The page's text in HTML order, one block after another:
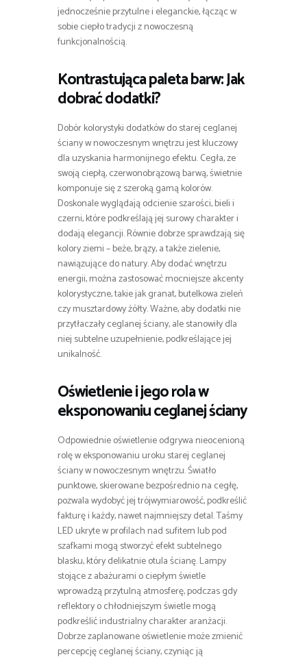
jednocześnie przytulne i eleganckie, łącząc w
sobie ciepło tradycji z nowoczesną
funkcjonalnością.
Kontrastująca paleta barw: Jak
dobrać dodatki?
Dobór kolorystyki dodatków do starej ceglanej
ściany w nowoczesnym wnętrzu jest kluczowy
dla uzyskania harmonijnego efektu. Cegła, ze
swoją ciepłą, czerwonobrązową barwą, świetnie
komponuje się z szeroką gamą kolorów.
Doskonale wyglądają odcienie szarości, bieli i
czerni, które podkreślają jej surowy charakter i
dodają elegancji. Równie dobrze sprawdzają się
kolory ziemi – beże, brązy, a także zielenie,
nawiązujące do natury. Aby dodać wnętrzu
energii, można zastosować mocniejsze akcenty
kolorystyczne, takie jak granat, butelkowa zieleń
czy musztardowy żółty. Ważne, aby dodatki nie
przytłaczały ceglanej ściany, ale stanowiły dla
niej subtelne uzupełnienie, podkreślające jej
unikalność.
Oświetlenie i jego rola w
eksponowaniu ceglanej ściany
Odpowiednie oświetlenie odgrywa nieocenioną
rolę w eksponowaniu uroku starej ceglanej
ściany w nowoczesnym wnętrzu. Światło
punktowe, skierowane bezpośrednio na cegłę,
pozwala wydobyć jej trójwymiarowość, podkreślić
fakturę i każdy, nawet najmniejszy detal. Taśmy
LED ukryte w profilach nad sufitem lub pod
szafkami mogą stworzyć efekt subtelnego
blasku, który delikatnie otula ścianę. Lampy
stojące z abażurami o ciepłym świetle
wprowadzą przytulną atmosferę, podczas gdy
reflektory o chłodniejszym świetle mogą
podkreślić industrialny charakter aranżacji.
Dobrze zaplanowane oświetlenie może zmienić
percepcję ceglanej ściany, czyniąc ją